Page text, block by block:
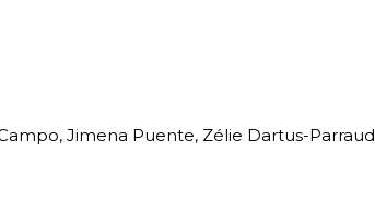
Jimena Puente, Zélie Dartus-Parraud